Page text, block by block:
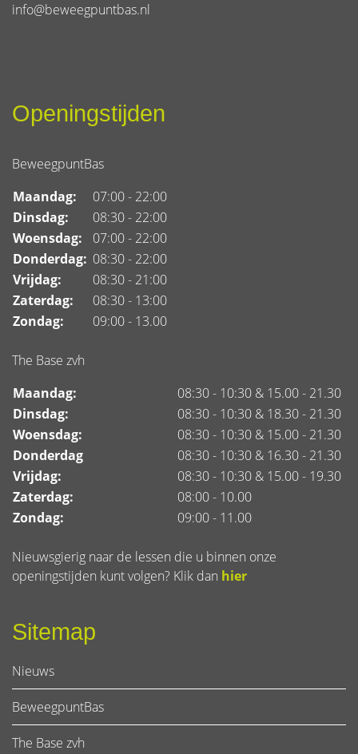
info@beweegpuntbas.nl
Openingstijden
BeweegpuntBas
Maandag:
07:00 - 22:00
Dinsdag:
08:30 - 22:00
Woensdag:
07:00 - 22:00
Donderdag: 08:30 - 22:00
Vrijdag:
08:30 - 21:00
Zaterdag:
08:30 - 13:00
Zondag:
09:00 - 13.00
The Base zvh
Maandag:
08:30 - 10:30 & 15.00 - 21.30
Dinsdag:
08:30 - 10:30 & 18.30 - 21.30
Woensdag:
08:30 - 10:30 & 15.00 - 21.30
Donderdag
08:30 - 10:30 & 16.30 - 21.30
Vrijdag:
08:30 - 10:30 & 15.00 - 19.30
Zaterdag:
08:00 - 10.00
Zondag:
09:00 - 11.00
Nieuwsgierig naar de lessen die u binnen onze
openingstijden kunt volgen? Klik dan hier
Sitemap
Nieuws
BeweegpuntBas
The Base zvh